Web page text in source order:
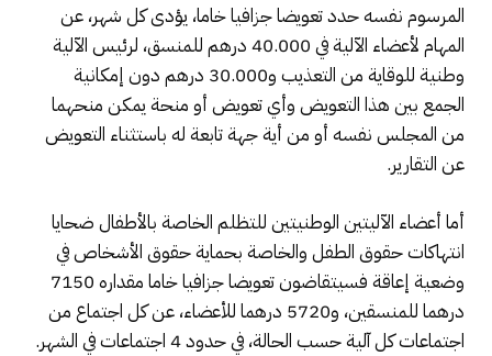
المرسوم نفسه حدد تعويضا جزافيا خاما، يؤدى كل شهر، عن
المهام لأعضاء الآلية في 40.000 درهم للمنسق، لرئيس الآلية
وطنية للوقاية من التعذيب و30.000 درهم دون إمكانية
الجمع بين هذا التعويض وأي تعويض أو منحة يمكن منحهما
من المجلس نفسه أو من أية جهة تابعة له باستثناء التعويض
عن التقارير.
أما أعضاء الآليتين الوطنيتين للتظلم الخاصة بالأطفال ضحايا
انتهاكات حقوق الطفل والخاصة بحماية حقوق الأشخاص في
وضعية إعاقة فسيتقاضون تعويضا جزافيا خاما مقداره 7150
درهما للمنسقين، و5720 درهما للأعضاء، عن كل اجتماع من
اجتماعات كل آلية حسب الحالة، في حدود 4 اجتماعات في الشهر.